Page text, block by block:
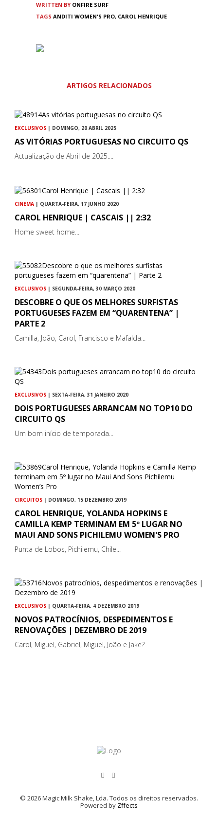
WRITTEN BY ONFIRE SURF
TAGS ANDITI WOMEN'S PRO, CAROL HENRIQUE
ARTIGOS RELACIONADOS
EXCLUSIVOS | DOMINGO, 20 ABRIL 2025
AS VITÓRIAS PORTUGUESAS NO CIRCUITO QS
Actualização de Abril de 2025....
CINEMA | QUARTA-FEIRA, 17 JUNHO 2020
CAROL HENRIQUE | CASCAIS || 2:32
Home sweet home...
EXCLUSIVOS | SEGUNDA-FEIRA, 30 MARÇO 2020
DESCOBRE O QUE OS MELHORES SURFISTAS
PORTUGUESES FAZEM EM “QUARENTENA” |
PARTE 2
Camilla, João, Carol, Francisco e Mafalda...
EXCLUSIVOS | SEXTA-FEIRA, 31 JANEIRO 2020
DOIS PORTUGUESES ARRANCAM NO TOP10 DO
CIRCUITO QS
Um bom início de temporada...
CIRCUITOS | DOMINGO, 15 DEZEMBRO 2019
CAROL HENRIQUE, YOLANDA HOPKINS E
CAMILLA KEMP TERMINAM EM 5º LUGAR NO
MAUI AND SONS PICHILEMU WOMEN'S PRO
Punta de Lobos, Pichilemu, Chile...
EXCLUSIVOS | QUARTA-FEIRA, 4 DEZEMBRO 2019
NOVOS PATROCÍNIOS, DESPEDIMENTOS E
RENOVAÇÕES | DEZEMBRO DE 2019
Carol, Miguel, Gabriel, Miguel, João e Jake?
© 2026 Magic Milk Shake, Lda. Todos os direitos reservados.
Powered by Zffects